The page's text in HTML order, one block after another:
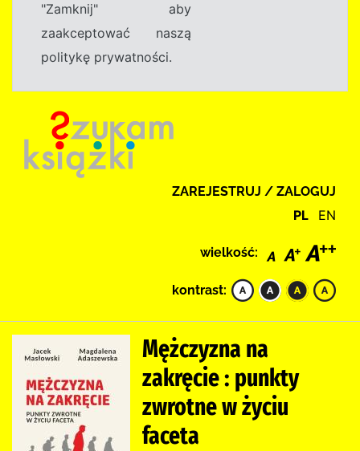
"Zamknij" aby
zaakceptować naszą
politykę prywatności.
ZAREJESTRUJ / ZALOGUJ
PL EN
wielkość:
kontrast:
Mężczyzna na
zakręcie : punkty
zwrotne w życiu
faceta